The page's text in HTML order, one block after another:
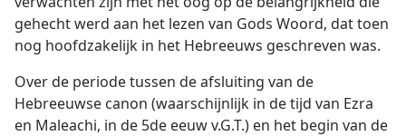
gehecht werd aan het lezen van Gods Woord, dat toen
nog hoofdzakelijk in het Hebreeuws geschreven was.
Over de periode tussen de afsluiting van de
Hebreeuwse canon (waarschijnlijk in de tijd van Ezra
en Maleachi, in de 5de eeuw v.G.T.) en het begin van de